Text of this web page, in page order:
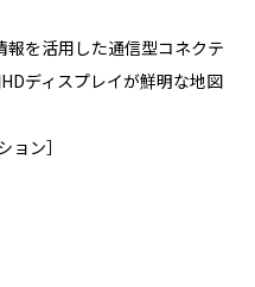
報を活用した通信型コネクテ
ディスプレイが鮮明な地図
ョン］